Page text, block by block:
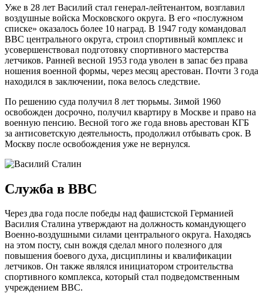
Уже в 28 лет Василий стал генерал-лейтенантом, возглавил
воздушные войска Московского округа. В его «послужном
списке» оказалось более 10 наград. В 1947 году командовал
ВВС центрального округа, строил спортивный комплекс и
усовершенствовал подготовку спортивного мастерства
летчиков. Ранней весной 1953 года уволен в запас без права
ношения военной формы, через месяц арестован. Почти 3 года
находился в заключении, пока велось следствие.
По решению суда получил 8 лет тюрьмы. Зимой 1960
освобожден досрочно, получил квартиру в Москве и право на
военную пенсию. Весной того же года вновь арестован КГБ
за антисоветскую деятельность, продолжил отбывать срок. В
Москву после освобождения уже не вернулся.
Служба в ВВС
Через два года после победы над фашистской Германией
Василия Сталина утверждают на должность командующего
Военно-воздушными силами центрального округа. Находясь
на этом посту, сын вождя сделал много полезного для
повышения боевого духа, дисциплины и квалификации
летчиков. Он также являлся инициатором строительства
спортивного комплекса, который стал подведомственным
учреждением ВВС.